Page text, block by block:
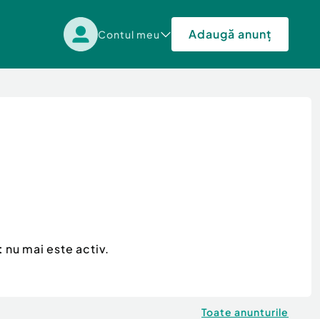
Contul meu Adaugă anunț
nu mai este activ.
Toate anunturile